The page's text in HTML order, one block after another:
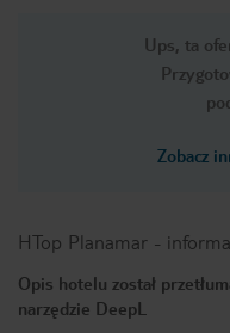
Ups, ta
Zobacz
HTop Planamar -
Opis hotelu został
narzędzie DeepL